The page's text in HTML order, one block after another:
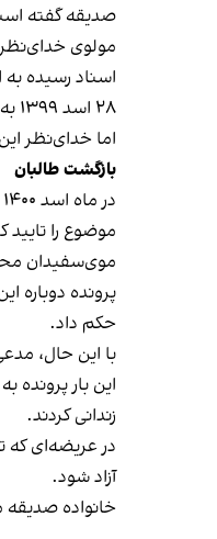
صدیقه گفته
مولوی
اسناد رسیده
۲۸ اسد ۱۳۹۹ به نفع صدیقه، دختر رجب، حکم داد.
اما خدای‌نظر
بازگشت طالبان
موضوع را
موی‌سفیدان
حکم داد.
با این حال،
زندانی کردند.
در عریضه‌ای که
آزاد شود.
خانواده